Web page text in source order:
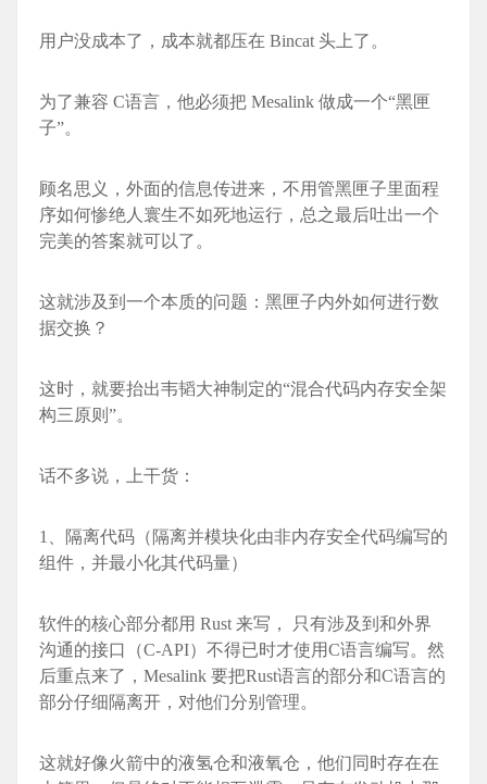
用户没成本了，成本就都压在 Bincat 头上了。
为了兼容 C语言，他必须把 Mesalink 做成一个“黑匣
子”。
顾名思义，外面的信息传进来，不用管黑匣子里面程
序如何惨绝人寰生不如死地运行，总之最后吐出一个
完美的答案就可以了。
这就涉及到一个本质的问题：黑匣子内外如何进行数
据交换？
这时，就要抬出韦韬大神制定的“混合代码内存安全架
构三原则”。
话不多说，上干货：
1、隔离代码（隔离并模块化由非内存安全代码编写的
组件，并最小化其代码量）
软件的核心部分都用 Rust 来写， 只有涉及到和外界
沟通的接口（C-API）不得已时才使用C语言编写。然
后重点来了，Mesalink 要把Rust语言的部分和C语言的
部分仔细隔离开，对他们分别管理。
这就好像火箭中的液氢仓和液氧仓，他们同时存在在